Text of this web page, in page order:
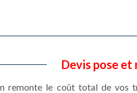
Devis pose
remonte le coût total de vos